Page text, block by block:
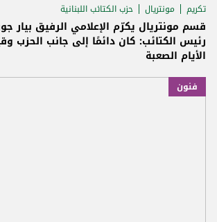
تكريم مونتريال حزب الكتائب اللبنانية
قسم مونتريال يكرّم الإعلامي الرفيق بيار
رئيس الكتائب: كان دائمًا إلى جانب الحزب
الأيام الصعبة
فنون